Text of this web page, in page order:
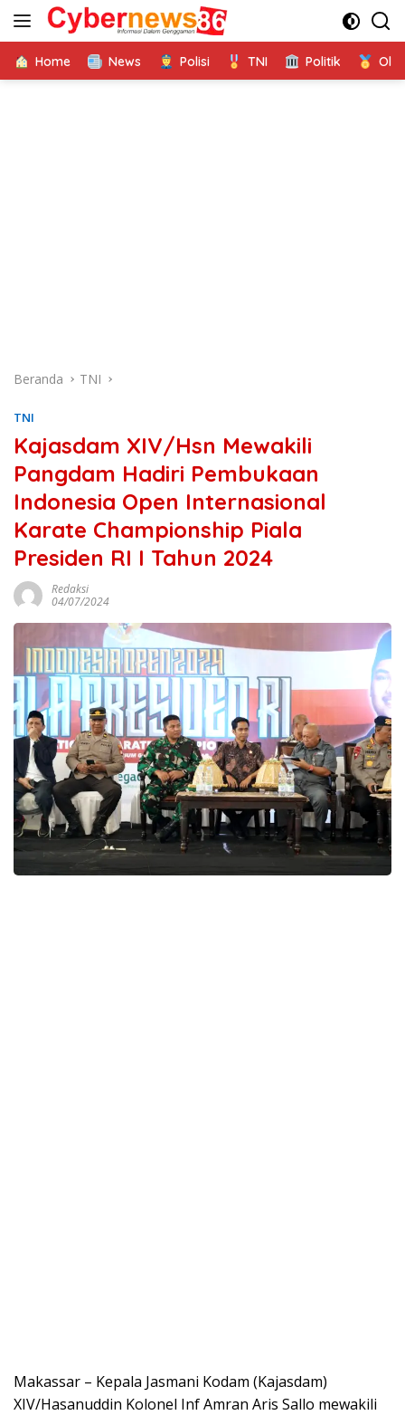
Langsung
Home News Polisi TNI Politik
Beranda TNI
TNI
Kajasdam XIV/Hsn Mewakili
Pangdam Hadiri Pembukaan
Indonesia Open Internasional
Karate Championship Piala
Presiden RI I Tahun 2024
Redaksi
04/07/2024
Makassar – Kepala Jasmani Kodam (Kajasdam)
XIV/Hasanuddin Kolonel Inf Amran Aris Sallo mewakili